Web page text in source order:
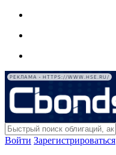
РЕКЛАМА • HTTPS://WWW.HSE.RU/
Войти Зарегистрироваться